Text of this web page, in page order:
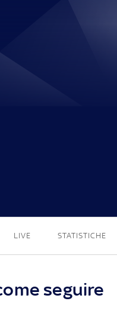
LIVE STATISTICHE
seguire